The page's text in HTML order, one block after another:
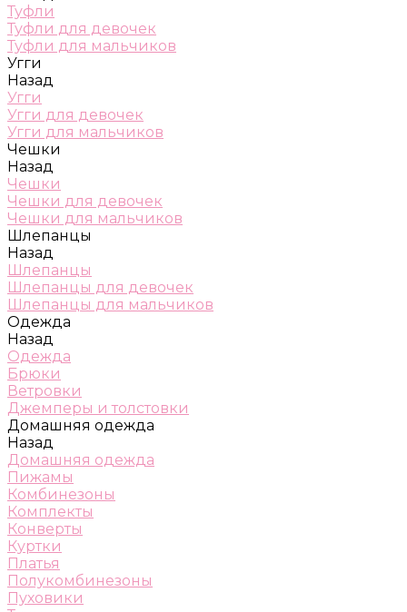
Туфли
Туфли для девочек
Туфли для мальчиков
Угги
Назад
Угги
Угги для девочек
Угги для мальчиков
Чешки
Назад
Чешки
Чешки для девочек
Чешки для мальчиков
Шлепанцы
Назад
Шлепанцы
Шлепанцы для девочек
Шлепанцы для мальчиков
Одежда
Назад
Одежда
Брюки
Ветровки
Джемперы и толстовки
Домашняя одежда
Назад
Домашняя одежда
Пижамы
Комбинезоны
Комплекты
Конверты
Куртки
Платья
Полукомбинезоны
Пуховики